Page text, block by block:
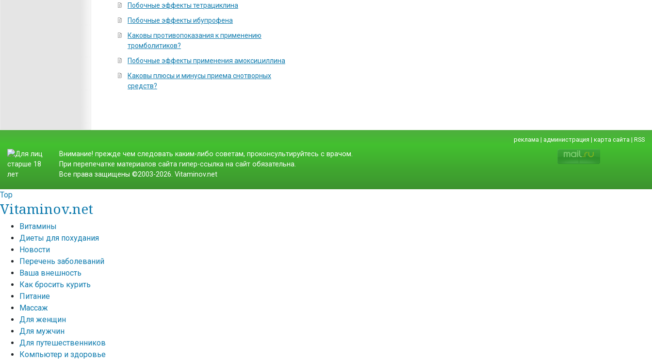
Побочные эффекты тетрациклина
Побочные эффекты ибупрофена
Каковы противопоказания к применению
тромболитиков?
Побочные эффекты применения амоксициллина
Каковы плюсы и минусы приема снотворных
средств?
реклама | администрация | карта сайта | RSS
Внимание! прежде чем следовать каким-либо советам, проконсультируйтесь с врачом.
При перепечатке материалов сайта гипер-ссылка на сайт обязательна.
Все права защищены ©2003-2026. Vitaminov.net
Top
Vitaminov.net
Витамины
Диеты для похудания
Новости
Перечень заболеваний
Ваша внешность
Как бросить курить
Питание
Массаж
Для женщин
Для мужчин
Для путешественников
Компьютер и здоровье